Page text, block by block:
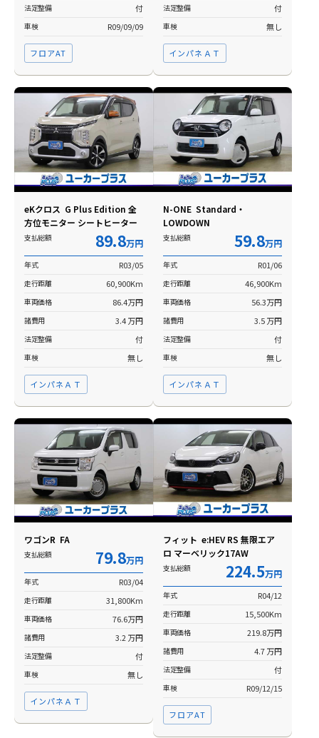
法定整備 付
車検 R09/09/09
フロアAT
法定整備 付
車検 無し
インパネＡＴ
eKクロス G Plus Edition 全
方位モニター シートヒーター
支払総額 89.8万円
年式 R03/05
走行距離 60,900Km
車両価格 86.4万円
諸費用 3.4 万円
法定整備 付
車検 無し
インパネＡＴ
N-ONE Standard・
LOWDOWN
支払総額 59.8万円
年式 R01/06
走行距離 46,900Km
車両価格 56.3万円
諸費用 3.5 万円
法定整備 付
車検 無し
インパネＡＴ
ワゴンR FA
支払総額 79.8万円
年式 R03/04
走行距離 31,800Km
車両価格 76.6万円
諸費用 3.2 万円
法定整備 付
車検 無し
インパネＡＴ
フィット e:HEV RS 無限エア
ロ マーベリック17AW
支払総額 224.5万円
年式 R04/12
走行距離 15,500Km
車両価格 219.8万円
諸費用 4.7 万円
法定整備 付
車検 R09/12/15
フロアAT